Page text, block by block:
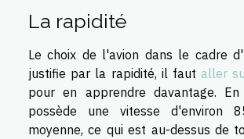
La rapidité
Le choix de l'avion dans le cadre
justifie par la rapidité, il fautaller
pour en apprendre davantage.
possède une vitesse d'environ
moyenne, ce qui est au-dessus de